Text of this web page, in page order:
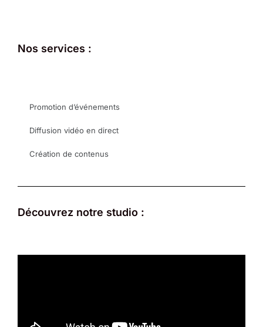
Nos services :
Promotion d’événements
Diffusion vidéo en direct
Création de contenus
Découvrez notre studio :